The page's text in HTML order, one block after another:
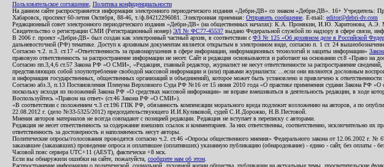
Пользовательское соглашение Политика конфиденциальности
На данном сайте распространяется информация электронного периодического издания «Дебри-ДВ» со знаком «Дебри-ДВ». 16+
Хабаровск, проспект 60-летия Октября, 88-46, т./ф.84212296081. Электронная приемная: Отправить сообщение . E-mail: editor@debri-dv.com
Редакционный совет электронного периодического издания «Дебри-ДВ» (на общественных началах): К.А. Пронякин, И.Ю.
Свидетельство о регистрации СМИ (Регистрационный номер) ЭЛ № ФС77-45537 выдано Федеральной службой по надзору в сфере связи,
В 2006 г. проект «Дебри-ДВ» был создан как электронный частный архив, в соответствии с ФЗ № 125 «Об архивном деле в Российской
дальневосточной (РФ) тематике. Доступ к архивным документам является открытым в электронном виде, согласно п. 1 ст. 24
Согласно ч.2. п.3. ст.17 «Ответственность за правонарушения в сфере информации, информационных технологий и защиты информации»
правовую ответственность за распространение информации не несет. Сайт и редакция основываются и работают на основании ст.8 «Право на
Согласно пп.3,4,6 ст.57 Закона РФ «О СМИ», «Редакция, главный редактор, журналист не несут ответственности за распространение
представляющих собой злоупотребление свободой массовой информации и (или) правами журналиста: ...если они являются дословным
и информация государственных, общественных организаций и объединений), которое может быть установлено и привлечено к
Согласно абз.3, п.13 Постановления Пленума Верховного Суда РФ №16 от 15 июня 2010 года «О практике применения судами Закона РФ «О
поскольку исходя из положений Закона РФ «О средствах массовой информации» не вправе вмешиваться в деятельность редакции, в ходе
Воспользуйтесь «Правом на ответ» (ст.46 Закона РФ «О СМИ»).
«В соответствии с положением ч.3 ст.196 ГПК РФ, обязанность компенсации морального вреда подлежит возложению на авторов, а по
22.08.2012 г. (дело №33-5325/2012) председательствующего И.И.Куликовой, судей С.И.Дорожко, Н.В.Пестовой.
Мнения авторов материалов не всегда совпадают с позицией редакции. Редакция не вступает в переписку с авторами.
Редакция не несет ответственность за содержание внешних ссылок и комментариев. За них ответственны, соответственно,
ответственность за достоверность и наполняемость несут авторы.
Политические опросы/голосования проводятся согласно ч.2. ст.46 «Опросы общественного мнения» Федерального закона от 12.06.2002 г.
заказавшее (заказавших) проведение опроса и оплатившее (оплативших) указанную публикацию (обнародование) - едино - сайт, без оплаты -
Часовой пояс сервера UTC+11 (AEST), фактически +8 мск.
Если вы обнаружили ошибки на сайте, пожалуйста, сообщите нам об этом
Распространение информации о политической, социальной, духовной жизни общества, публикации на актуальные темы, просветительские